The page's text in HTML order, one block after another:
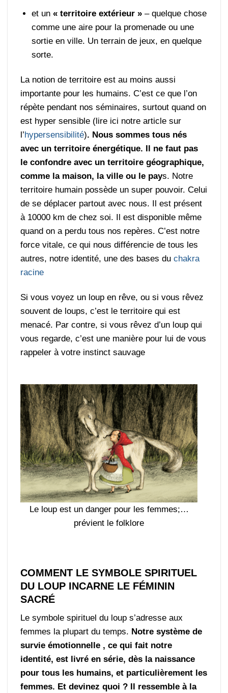
et un« territoire extérieur » – quelque chose
comme une aire pour la promenade ou une
sortie en ville. Un terrain de jeux, en quelque
sorte.
La notion de territoire est au moins aussi
importante pour les humains. C’est ce que l’on
répète pendant nos séminaires, surtout quand on
est hyper sensible (lire ici notre article sur
l’hypersensibilité). Nous sommes tous nés
avec un territoire énergétique. Il ne faut pas
le confondre avec un territoire géographique,
comme la maison, la ville ou le pays. Notre
territoire humain possède un super pouvoir. Celui
de se déplacer partout avec nous. Il est présent
à 10000 km de chez soi. Il est disponible même
quand on a perdu tous nos repères. C’est notre
force vitale, ce qui nous différencie de tous les
autres, notre identité, une des bases duchakra
racine
Si vous voyez un loup en rêve, ou si vous rêvez
souvent de loups, c’est le territoire qui est
menacé. Par contre, si vous rêvez d’un loup qui
vous regarde, c’est une manière pour lui de vous
rappeler à votre instinct sauvage
Le loup est un danger pour les femmes;…
prévient le folklore
COMMENT LE SYMBOLE SPIRITUEL
DU LOUP INCARNE LE FÉMININ
SACRÉ
Le symbole spirituel du loup s’adresse aux
femmes la plupart du temps. Notre système de
survie émotionnelle , ce qui fait notre
identité, est livré en série, dès la naissance
pour tous les humains, et particulièrement les
femmes. Et devinez quoi ? Il ressemble à la